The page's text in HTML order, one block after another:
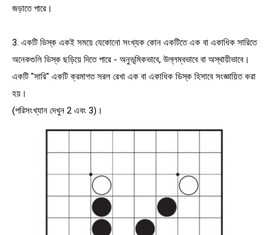
জড়াতে পারে।
3. একটি ডিস্ক একই সময়ে যেকোনো সংখ্যক কোন একটিতে এক বা একাধিক সারিতে
অনেকগুলি ডিস্ক ছড়িয়ে দিতে পারে - অনুভূমিকভাবে, উল্লম্বভাবে বা অস্থায়ীভাবে।
একটি "সারি" একটি ক্রমাগত সরল রেখা এক বা একাধিক ডিস্ক হিসাবে সংজ্ঞায়িত করা
হয়।
(পরিসংখ্যান দেখুন 2 এবং 3)।